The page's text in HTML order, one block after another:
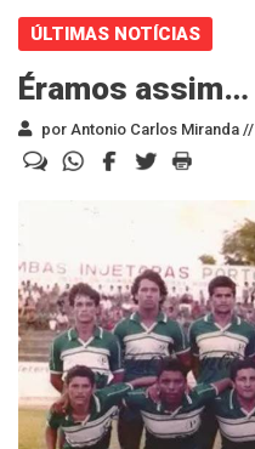
ÚLTIMAS NOTÍCIAS
Éramos assim…
por Antonio Carlos Miranda //